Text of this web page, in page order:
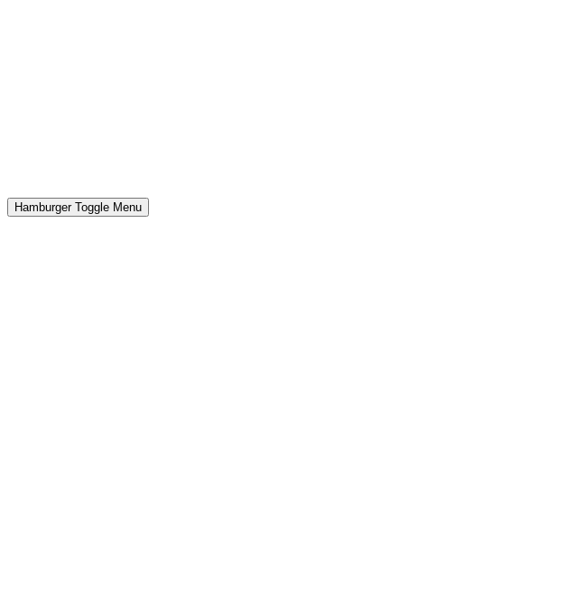
Hamburger Toggle Menu